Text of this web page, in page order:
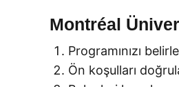
Montréal
Programınızı
Ön koşulları